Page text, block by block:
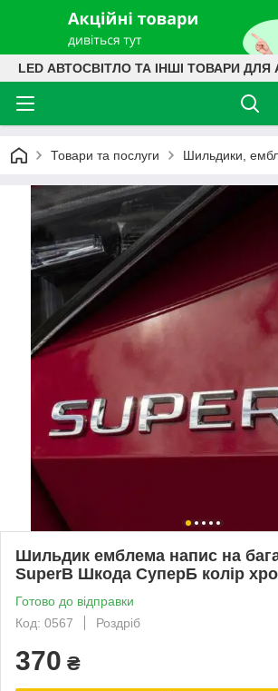
LED АВТОСВІТЛО ТА ІНШІ ТОВАРИ ДЛЯ
Товари та послуги Шильдики,
Шильдик емблема напис на
SuperB Шкода СуперБ колір
Готово до відправки
Код: 0567
Роздріб
370 ₴